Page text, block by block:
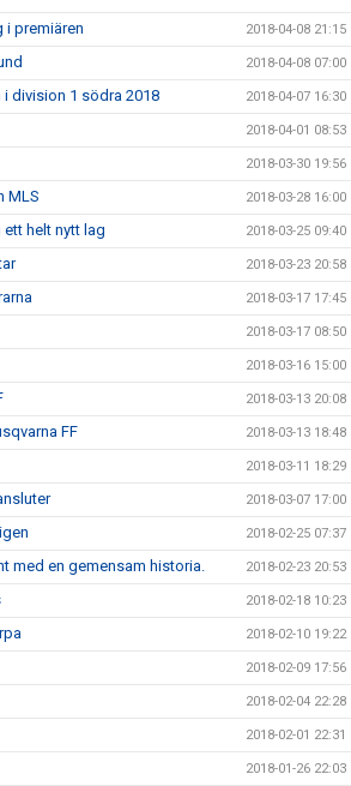
i premiären 2018-04-08 21:15
2018-04-08 07:00
division 1 södra 2018 2018-04-07 16:30
2018-04-01 08:53
2018-03-30 19:56
MLS 2018-03-28 16:00
helt nytt lag 2018-03-25 09:40
2018-03-23 20:58
2018-03-17 17:45
2018-03-17 08:50
2018-03-16 15:00
2018-03-13 20:08
FF 2018-03-13 18:48
2018-03-11 18:29
2018-03-07 17:00
2018-02-25 07:37
med en gemensam historia. 2018-02-23 20:53
2018-02-18 10:23
2018-02-10 19:22
2018-02-09 17:56
2018-02-04 22:28
2018-02-01 22:31
2018-01-26 22:03